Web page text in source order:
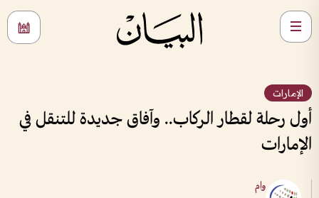
الإمارات
أول رحلة لقطار الركاب.. وآفاق جديدة للتنقل في
الإمارات
وام